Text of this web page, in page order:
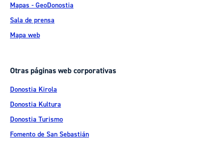
Mapas - GeoDonostia
Sala de prensa
Mapa web
Otras páginas web corporativas
Donostia Kirola
Donostia Kultura
Donostia Turismo
Fomento de San Sebastián